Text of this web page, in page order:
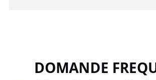
DOMANDE